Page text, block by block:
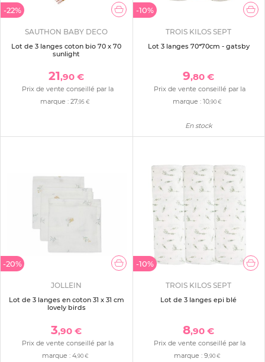
-22%
SAUTHON BABY DECO
Lot de 3 langes coton bio 70 x 70
sunlight
21,90 €
Prix de vente conseillé par la
marque :27,95 €
-10%
TROIS KILOS SEPT
Lot 3 langes 70*70cm - gatsby
9,80 €
Prix de vente conseillé par la
marque :10,90 €
En stock
-20%
JOLLEIN
Lot de 3 langes en coton 31 x 31 cm
lovely birds
3,90 €
Prix de vente conseillé par la
marque : 4,90 €
-10%
TROIS KILOS SEPT
Lot de 3 langes epi blé
8,90 €
Prix de vente conseillé par la
marque :9 ,90 €